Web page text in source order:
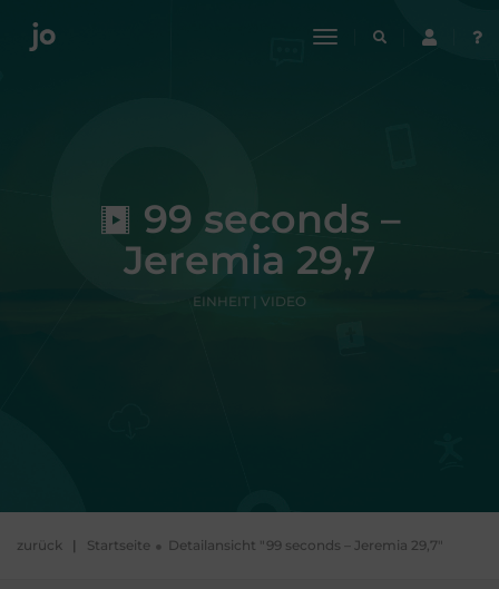
toggle
99 seconds –
Jeremia 29,7
EINHEIT | VIDEO
zurück | Startseite Detailansicht "99 seconds – Jeremia 29,7"